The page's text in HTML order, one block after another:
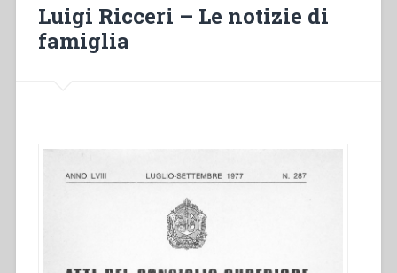
Luigi Ricceri – Le notizie di
famiglia